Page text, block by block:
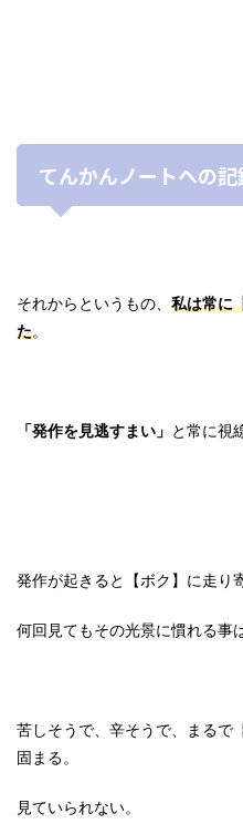
てんかんノートへの記
それからというもの、 私は常に
た。
「発作を見逃すまい」 と常に視
発作が起きると【ボク】に走り
何回見てもその光景に慣れる事
苦しそうで、辛そうで、まるで
固まる。
見ていられない。